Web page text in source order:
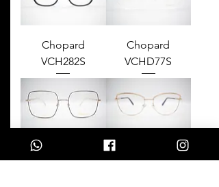
Chopard
VCH282S
Chopard
VCHD77S
Chopard VCHF49Chopard VCH76S